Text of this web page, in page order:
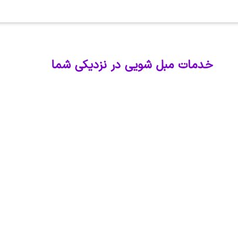
خدمات مبل شویی در نزدیکی شما